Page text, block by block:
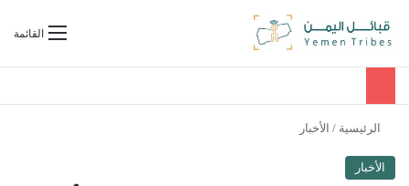
القائمةبحث عن
الرئيسية / الأخبار
الأخبار